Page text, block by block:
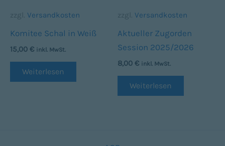
zzgl. Versandkosten
Komitee Schal in Weiß
15,00 € inkl. MwSt.
Weiterlesen
zzgl. Versandkosten
Aktueller Zugorden
Session 2025/2026
8,00 € inkl. MwSt.
Weiterlesen